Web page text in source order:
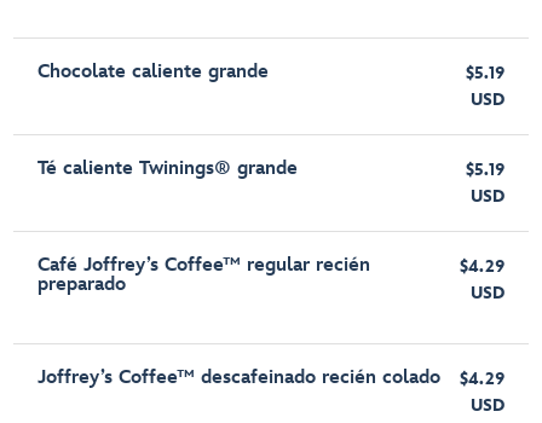
Chocolate caliente grande
$5.19
USD
Té caliente Twinings® grande
$5.19
USD
Café Joffrey’s Coffee™ regular recién
preparado
$4.29
USD
Joffrey’s Coffee™ descafeinado recién colado
$4.29
USD